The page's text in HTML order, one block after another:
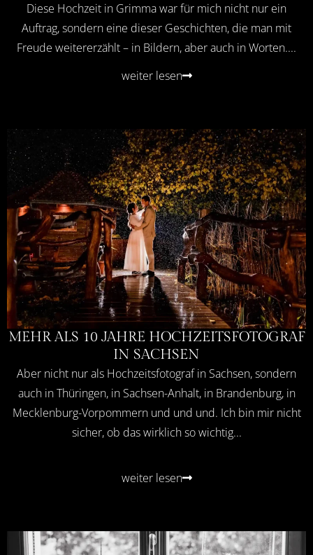
Diese Hochzeit in Grimma war für mich nicht nur ein
Auftrag, sondern eine dieser Geschichten, die man mit
Freude weitererzählt – in Bildern, aber auch in Worten....
weiter lesen
MEHR ALS 10 JAHRE HOCHZEITSFOTOGRAF
IN SACHSEN
Aber nicht nur als Hochzeitsfotograf in Sachsen, sondern
auch in Thüringen, in Sachsen-Anhalt, in Brandenburg, in
Mecklenburg-Vorpommern und und und. Ich bin mir nicht
sicher, ob das wirklich so wichtig...
weiter lesen